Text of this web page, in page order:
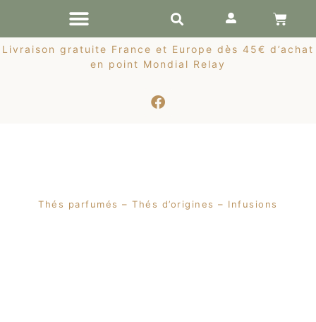
Livraison gratuite France et Europe dès 45€ d’achat
en point Mondial Relay
Thés parfumés – Thés d’origines – Infusions